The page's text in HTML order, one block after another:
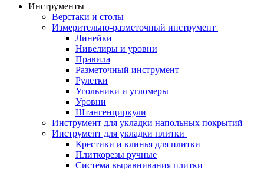
Инструменты
Верстаки и столы
Измерительно-разметочный инструмент
Линейки
Нивелиры и уровни
Правила
Разметочный инструмент
Рулетки
Угольники и угломеры
Уровни
Штангенциркули
Инструмент для укладки напольных покрытий
Инструмент для укладки плитки
Крестики и клинья для плитки
Плиткорезы ручные
Система выравнивания плитки